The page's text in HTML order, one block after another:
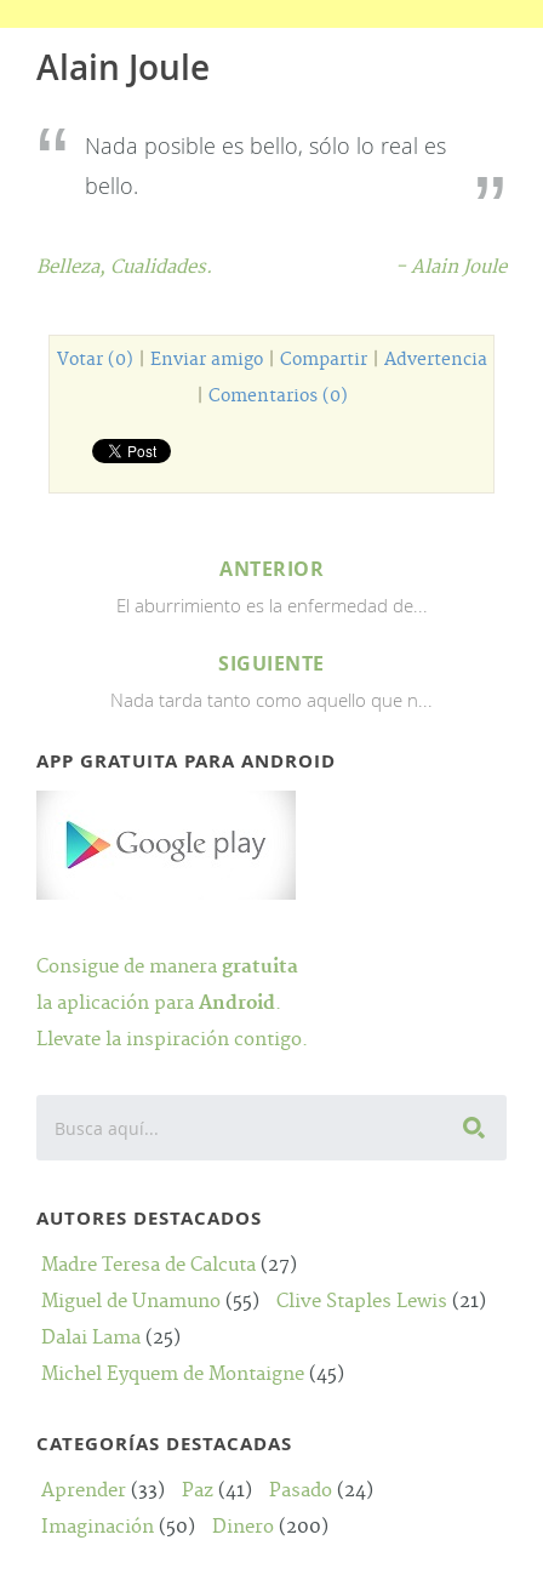
Alain Joule
Nada posible es bello, sólo lo real es
bello.
Belleza, Cualidades. - Alain Joule
Votar (0) Enviar amigo| Compartir| Advertencia
Comentarios (0)
ANTERIOR
El aburrimiento es la enfermedad de...
SIGUIENTE
Nada tarda tanto como aquello que n...
APP GRATUITA PARA ANDROID
Consigue de manera gratuita
la aplicación para Android.
Llevate la inspiración contigo.
AUTORES DESTACADOS
Madre Teresa de Calcuta (27)
Miguel de Unamuno (55) Clive Staples Lewis (21)
Dalai Lama (25)
Michel Eyquem de Montaigne (45)
CATEGORÍAS DESTACADAS
Aprender (33) Paz (41) Pasado (24)
Imaginación (50) Dinero (200)